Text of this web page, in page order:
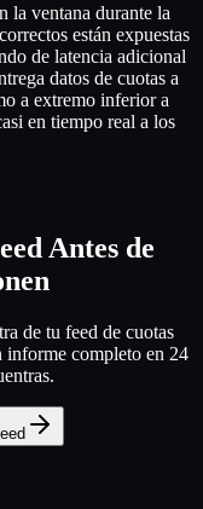
la ventana durante la
están expuestas
de latencia adicional
datos de cuotas a
a extremo inferior a
en tiempo real a los
Antes de
de tu feed de cuotas
informe completo en 24